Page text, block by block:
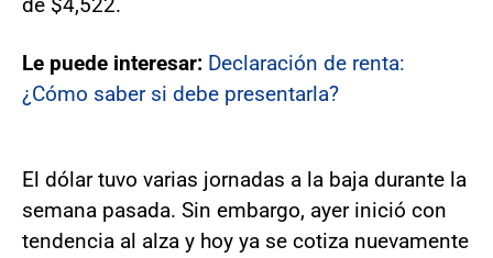
de $4,522.
Le puede interesar: Declaración de renta:
¿Cómo saber si debe presentarla?
El dólar tuvo varias jornadas a la baja durante la
semana pasada. Sin embargo, ayer inició con
tendencia al alza y hoy ya se cotiza nuevamente